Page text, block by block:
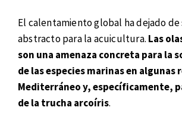
El calentamiento global ha dejado de
abstracto para la acuicultura. Las
son una amenaza concreta para la
de las especies marinas en algunas
Mediterráneo y, específicamente,
de la trucha arcoíris.